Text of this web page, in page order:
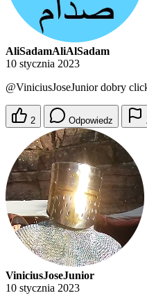
AliSadamAliAlSadam
10 stycznia 2023
@ViniciusJoseJuniordobry
2 Odpowiedz
ViniciusJoseJunior
10 stycznia 2023